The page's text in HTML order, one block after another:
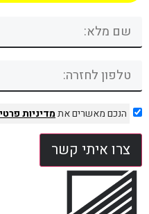
הנכם מאשרים אתמדיניות
צרו איתי קשר